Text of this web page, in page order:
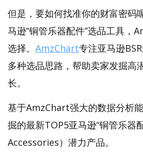
但是，要如何找准你的财富密码
马逊“铜管乐器配件”选品工具，
选择。 AmzChart专注亚马逊
多种选品思路，帮助卖家发掘高
长。
基于AmzChart强大的数据分析
掘的最新TOP5亚马逊“铜管乐器
Accessories）潜力产品。